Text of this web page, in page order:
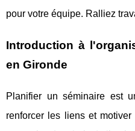
pour votre équipe. Ralliez
Introduction à
en Gironde
Planifier un séminaire est
renforcer les liens et